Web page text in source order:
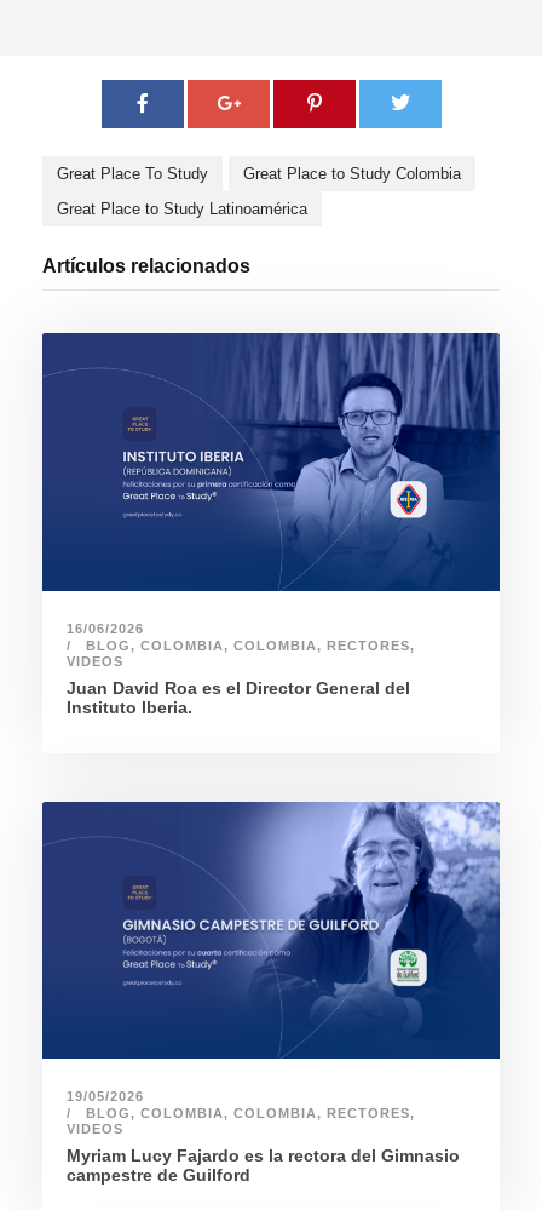
Great Place To Study
Great Place to Study Colombia
Great Place to Study Latinoamérica
Artículos relacionados
16/06/2026
BLOG, COLOMBIA, COLOMBIA, RECTORES,
VIDEOS
Juan David Roa es el Director General del
Instituto Iberia.
19/05/2026
BLOG, COLOMBIA, COLOMBIA, RECTORES,
VIDEOS
Myriam Lucy Fajardo es la rectora del Gimnasio
campestre de Guilford